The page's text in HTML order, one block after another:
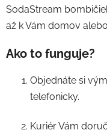
SodaStream
až k Vám domov
Ako to funguje?
Objednáte si
telefonicky.
Kuriér Vám